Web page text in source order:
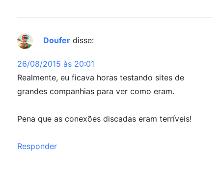
Doufer disse:
26/08/2015 às 20:01
Realmente, eu ficava horas testando sites de
grandes companhias para ver como eram.
Pena que as conexões discadas eram terríveis!
Responder